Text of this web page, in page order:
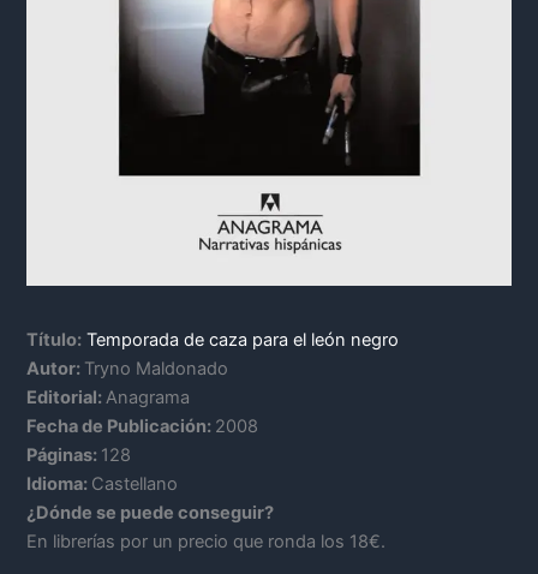
Título: Temporada de caza para el león negro
Autor: Tryno Maldonado
Editorial: Anagrama
Fecha de Publicación: 2008
Páginas: 128
Idioma: Castellano
¿Dónde se puede conseguir?
En librerías por un precio que ronda los 18€.